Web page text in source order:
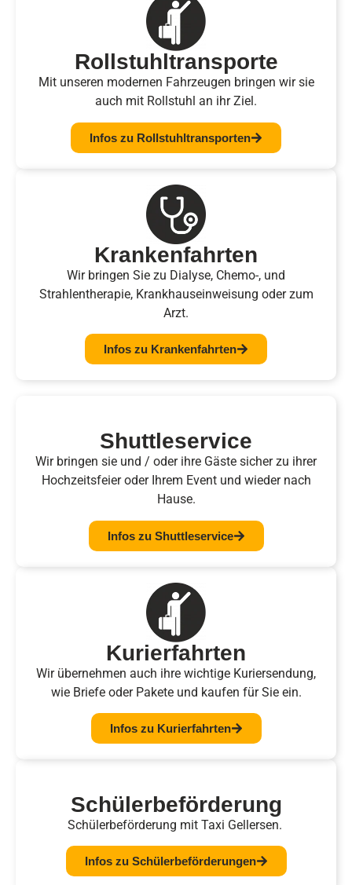
Krankenfahrten
Wir bringen Sie zu Dialyse, Chemo-, und
Strahlentherapie, Krankhauseinweisung oder zum
Arzt.
Infos zu Krankenfahrten
Rollstuhl­transporte
Mit unseren modernen Fahrzeugen bringen wir sie
auch mit Rollstuhl an ihr Ziel.
Infos zu Rollstuhltransporten
Schülerbeförderung
Schülerbeförderung mit Taxi Gellersen.
Infos zu Schülerbeförderungen
Kurierfahrten
Wir übernehmen auch ihre wichtige Kuriersendung,
wie Briefe oder Pakete und kaufen für Sie ein.
Infos zu Kurierfahrten
Shuttleservice
Wir bringen sie und / oder ihre Gäste sicher zu ihrer
Hochzeitsfeier oder Ihrem Event und wieder nach
Hause.
Infos zu Shuttleservice